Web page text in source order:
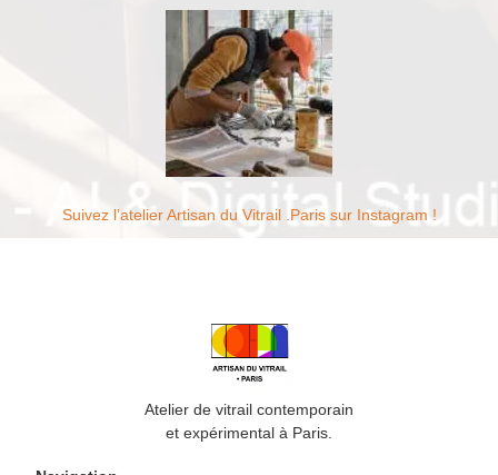
Suivez l’atelier Artisan du Vitrail .Paris sur Instagram !
Atelier de vitrail contemporain
et expérimental à Paris.